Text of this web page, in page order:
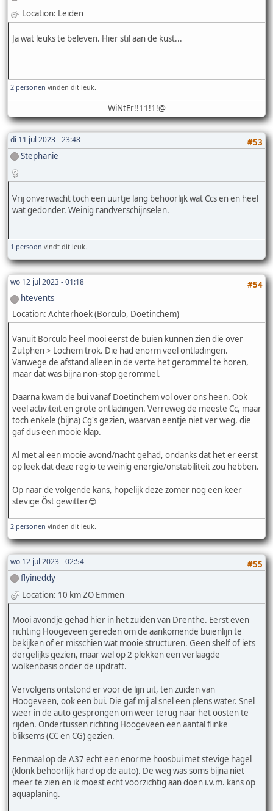
Location: Leiden
Ja wat leuks te beleven. Hier stil aan de kust...
2 personen vinden dit leuk.
WiNtEr!!11!1!@
di 11 jul 2023 - 23:48
#53
Stephanie
Vrij onverwacht toch een uurtje lang behoorlijk wat Ccs en en heel
wat gedonder. Weinig randverschijnselen.
1 persoon vindt dit leuk.
wo 12 jul 2023 - 01:18
#54
htevents
Location: Achterhoek (Borculo, Doetinchem)
Vanuit Borculo heel mooi eerst de buien kunnen zien die over
Zutphen > Lochem trok. Die had enorm veel ontladingen.
Vanwege de afstand alleen in de verte het gerommel te horen,
maar dat was bijna non-stop gerommel.
Daarna kwam de bui vanaf Doetinchem vol over ons heen. Ook
veel activiteit en grote ontladingen. Verreweg de meeste Cc, maar
toch enkele (bijna) Cg's gezien, waarvan eentje niet ver weg, die
gaf dus een mooie klap.
Al met al een mooie avond/nacht gehad, ondanks dat het er eerst
op leek dat deze regio te weinig energie/onstabiliteit zou hebben.
Op naar de volgende kans, hopelijk deze zomer nog een keer
stevige Öst gewitter😎
2 personen vinden dit leuk.
wo 12 jul 2023 - 02:54
#55
flyineddy
Location: 10 km ZO Emmen
Mooi avondje gehad hier in het zuiden van Drenthe. Eerst even
richting Hoogeveen gereden om de aankomende buienlijn te
bekijken of er misschien wat mooie structuren. Geen shelf of iets
dergelijks gezien, maar wel op 2 plekken een verlaagde
wolkenbasis onder de updraft.
Vervolgens ontstond er voor de lijn uit, ten zuiden van
Hoogeveen, ook een bui. Die gaf mij al snel een plens water. Snel
weer in de auto gesprongen om weer terug naar het oosten te
rijden. Ondertussen richting Hoogeveen een aantal flinke
bliksems (CC en CG) gezien.
Eenmaal op de A37 echt een enorme hoosbui met stevige hagel
(klonk behoorlijk hard op de auto). De weg was soms bijna niet
meer te zien en ik moest echt voorzichtig aan doen i.v.m. kans op
aquaplaning.